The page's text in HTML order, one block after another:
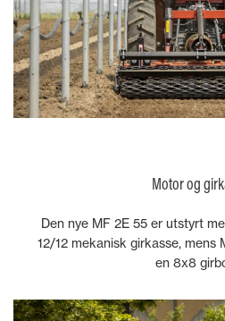
Motor og
Den nye MF 2E 55 er utstyrt
12/12 mekanisk girkasse, mens
en 8x8